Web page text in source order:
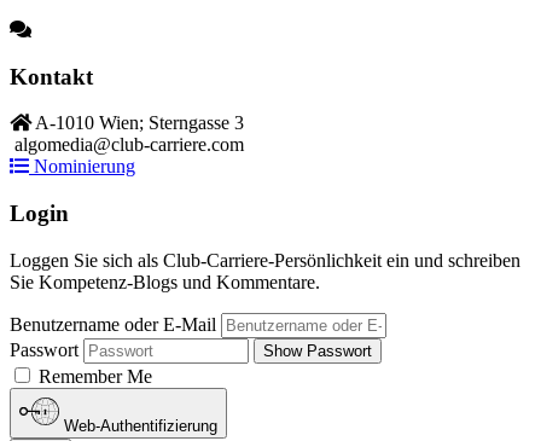
Kontakt
A-1010 Wien; Sterngasse 3
algomedia@club-carriere.com
Nominierung
Login
Loggen Sie sich als Club-Carriere-Persönlichkeit ein und schreiben
Sie Kompetenz-Blogs und Kommentare.
Benutzername oder E-Mail
Passwort
Show Passwort
Remember Me
Web-Authentifizierung